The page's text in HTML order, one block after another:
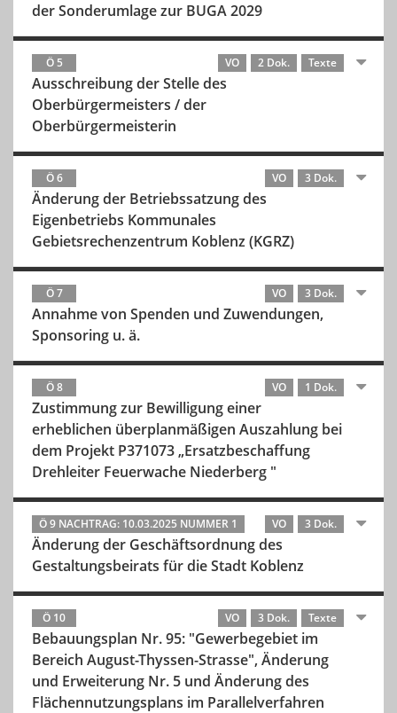
der Sonderumlage zur BUGA 2029
Ö 5 VO 2 Dok. Texte
Ausschreibung der Stelle des
Oberbürgermeisters / der
Oberbürgermeisterin
Ö 6 VO 3 Dok.
Änderung der Betriebssatzung des
Eigenbetriebs Kommunales
Gebietsrechenzentrum Koblenz (KGRZ)
Ö 7 VO 3 Dok.
Annahme von Spenden und Zuwendungen,
Sponsoring u. ä.
Ö 8 VO 1 Dok.
Zustimmung zur Bewilligung einer
erheblichen überplanmäßigen Auszahlung bei
dem Projekt P371073 „Ersatzbeschaffung
Drehleiter Feuerwache Niederberg "
Ö 9 NACHTRAG: 10.03.2025 NUMMER 1 VO 3 Dok.
Änderung der Geschäftsordnung des
Gestaltungsbeirats für die Stadt Koblenz
Ö 10 VO 3 Dok. Texte
Bebauungsplan Nr. 95: "Gewerbegebiet im
Bereich August-Thyssen-Strasse", Änderung
und Erweiterung Nr. 5 und Änderung des
Flächennutzungsplans im Parallelverfahren